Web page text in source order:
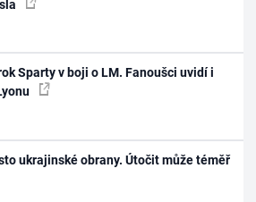
Sparty v boji o LM. Fanoušci uvidí i
ukrajinské obrany. Útočit může téměř